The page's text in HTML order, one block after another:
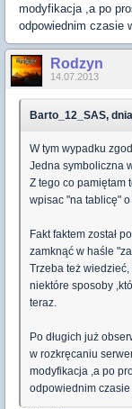
modyfikacja ,a po
odpowiednim czasie
Rodzyn
14.07.2013
Barto_12_SAS,
W tym wypadku
Jedna symboliczna
Z tego co pamiętam
wpisac "na tablicę"
Fakt faktem został
zamknąć w haśle
Trzeba też
niektóre sposoby
teraz.
Po długich już
w rozkręcaniu
modyfikacja ,a po
odpowiednim